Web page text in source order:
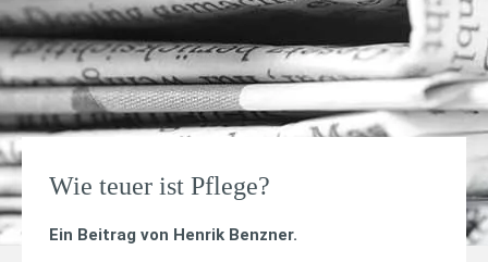
Wie teuer ist Pflege?
Ein Beitrag von Henrik Benzner.